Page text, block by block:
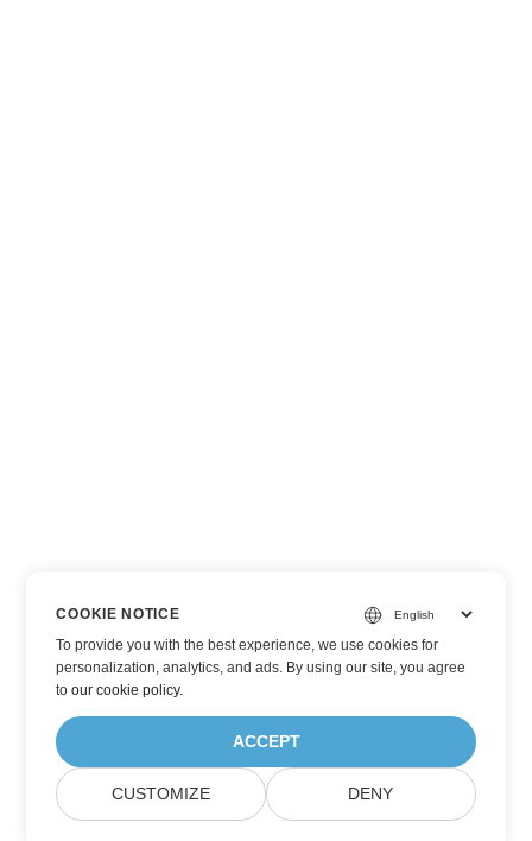
COOKIE NOTICE
To provide you with the best experience, we use cookies for
personalization, analytics, and ads. By using our site, you agree
toour cookie policy.
ACCEPT
CUSTOMIZE DENY